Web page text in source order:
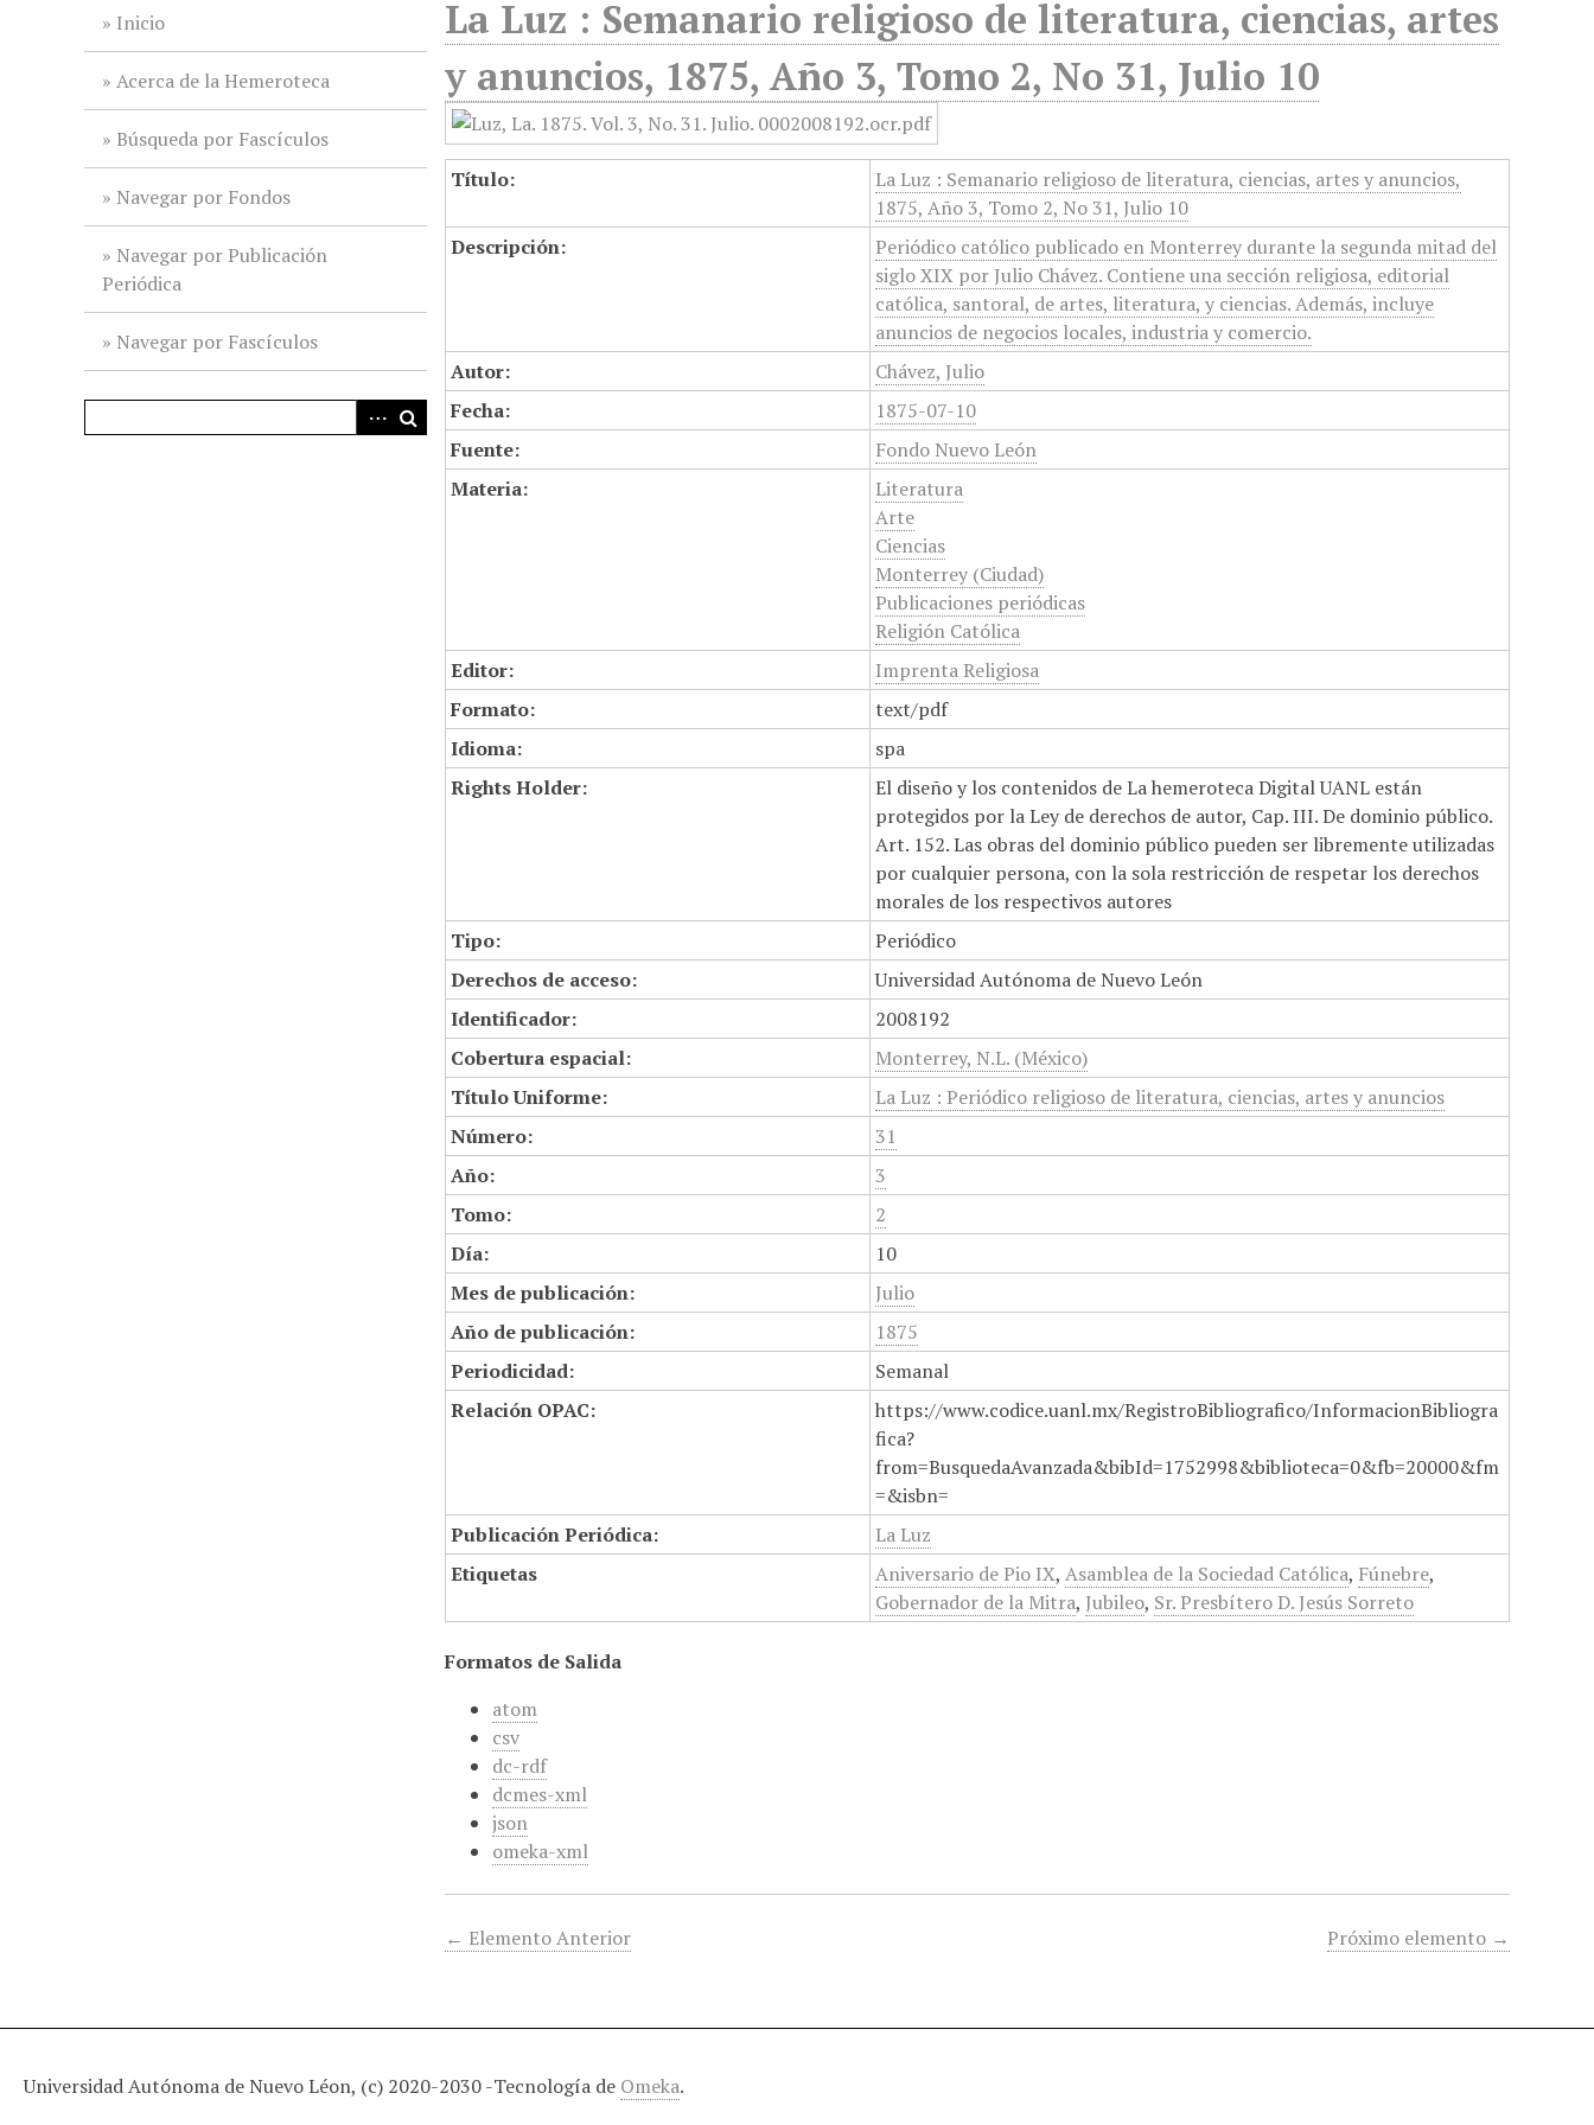
Inicio
Acerca de la Hemeroteca
Búsqueda por Fascículos
Navegar por Fondos
Navegar por Publicación
Periódica
Navegar por Fascículos
La Luz : Semanario religioso de literatura, ciencias, artes
y anuncios, 1875, Año 3, Tomo 2, No 31, Julio 10
Título:
La Luz : Semanario religioso de literatura, ciencias, artes y anuncios,
1875, Año 3, Tomo 2, No 31, Julio 10
Descripción:
Periódico católico publicado en Monterrey durante la segunda mitad del
siglo XIX por Julio Chávez. Contiene una sección religiosa, editorial
católica, santoral, de artes, literatura, y ciencias. Además, incluye
anuncios de negocios locales, industria y comercio.
Autor:
Chávez, Julio
Fecha:
1875-07-10
Fuente:
Fondo Nuevo León
Materia:
Literatura
Arte
Ciencias
Monterrey (Ciudad)
Publicaciones periódicas
Religión Católica
Editor:
Imprenta Religiosa
Formato:
text/pdf
Idioma:
spa
Rights Holder:
El diseño y los contenidos de La hemeroteca Digital UANL están
protegidos por la Ley de derechos de autor, Cap. III. De dominio público.
Art. 152. Las obras del dominio público pueden ser libremente utilizadas
por cualquier persona, con la sola restricción de respetar los derechos
morales de los respectivos autores
Tipo:
Periódico
Derechos de acceso:
Universidad Autónoma de Nuevo León
Identificador:
2008192
Cobertura espacial:
Monterrey, N.L. (México)
Título Uniforme:
La Luz : Periódico religioso de literatura, ciencias, artes y anuncios
Número:
31
Año:
3
Tomo:
2
Día:
10
Mes de publicación:
Julio
Año de publicación:
1875
Periodicidad:
Semanal
Relación OPAC:
https://www.codice.uanl.mx/RegistroBibliografico/InformacionBibliogra
fica?
from=BusquedaAvanzada&bibId=1752998&biblioteca=0&fb=20000&fm
=&isbn=
Publicación Periódica:
La Luz
Etiquetas
Aniversario de Pio IX,Asamblea de la Sociedad Católica, Fúnebre,
Gobernador de la Mitra, Jubileo, Sr. Presbítero D. Jesús Sorreto
Formatos de Salida
atom
csv
dc-rdf
dcmes-xml
json
omeka-xml
← Elemento Anterior Próximo elemento →
Universidad Autónoma de Nuevo Léon, (c) 2020-2030 -Tecnología de Omeka.